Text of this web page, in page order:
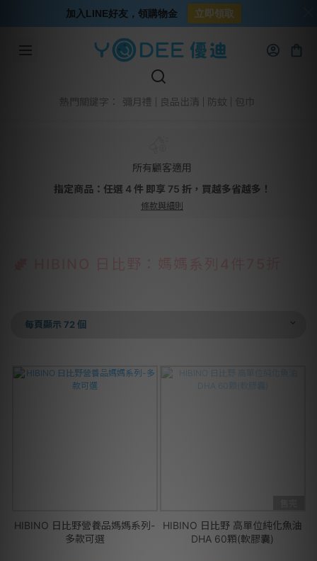
熱門關鍵字： 彌月禮 良品出清 防蚊 包巾
所有顧客適用
指定商品：任選 4 件 即享 75 折，買越多省越多！
條款與細則
每頁顯示 72 個
HIBINO 日比野營養品媽媽系列-
多款可選
HIBINO 日比野 高單位純化魚油
DHA 60顆(軟膠囊)
加入LINE好友，領購物金 立即領取